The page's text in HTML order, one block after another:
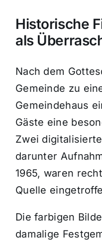
Historische
als
Nach dem
Gemeinde zu
Gemeindehaus
Gäste eine
Zwei
darunter
1965, waren
Quelle
Die farbigen
damalige